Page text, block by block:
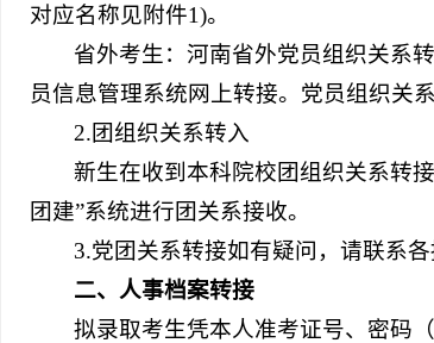
对应名称见附件1)。
省外考生：河南省外党员组织关系
员信息管理系统网上转接。党员组织关
2.团组织关系转入
新生在收到本科院校团组织关系转
团建”系统进行团关系接收。
3.党团关系转接如有疑问，请联系
二、人事档案转接
拟录取考生凭本人准考证号、密码